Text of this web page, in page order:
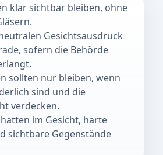
klar sichtbar bleiben, ohne
Gesichtsausdruck
sofern die Behörde
sollten nur bleiben, wenn
sind und die
verdecken.
im Gesicht, harte
sichtbare Gegenstände